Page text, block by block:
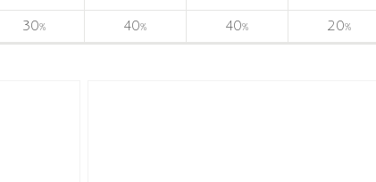
30% 40% 40% 20%